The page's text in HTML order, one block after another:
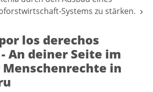
Systems zu stärken.
los derechos
An deiner Seite im
in